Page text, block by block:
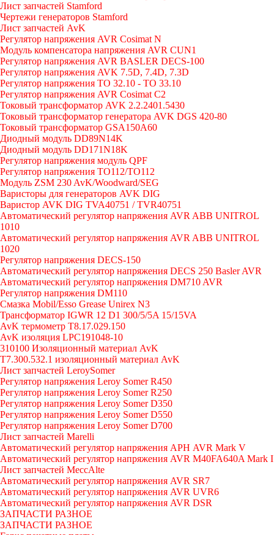
Лист запчастей Stamford
Чертежи генераторов Stamford
Лист запчастей AvK
Регулятор напряжения AVR Cosimat N
Модуль компенсатора напряжения AVR CUN1
Регулятор напряжения AVR BASLER DECS-100
Регулятор напряжения AVK 7.5D, 7.4D, 7.3D
Регулятор напряжения TO 32.10 - TO 33.10
Регулятор напряжения AVR Cosimat C2
Токовый трансформатор AVK 2.2.2401.5430
Токовый трансформатор генератора AVK DGS 420-80
Токовый трансформатор GSA150A60
Диодный модуль DD89N14K
Диодный модуль DD171N18K
Регулятор напряжения модуль QPF
Регулятор напряжения ТО112/TO112
Модуль ZSM 230 AvK/Woodward/SEG
Варисторы для генераторов AVK DIG
Варистор AVK DIG TVA40751 / TVR40751
Автоматический регулятор напряжения AVR ABB UNITROL
1010
Автоматический регулятор напряжения AVR ABB UNITROL
1020
Регулятор напряжения DECS-150
Автоматический регулятор напряжения DECS 250 Basler AVR
Автоматический регулятор напряжения DM710 AVR
Регулятор напряжения DM110
Смазка Mobil/Esso Grease Unirex N3
Трансформатор IGWR 12 D1 300/5/5A 15/15VA
AvK термометр T8.17.029.150
AvK изоляция LPC191048-10
310100 Изоляционный материал AvK
T7.300.532.1 изоляционный материал AvK
Лист запчастей LeroySomer
Регулятор напряжения Leroy Somer R450
Регулятор напряжения Leroy Somer R250
Регулятор напряжения Leroy Somer D350
Регулятор напряжения Leroy Somer D550
Регулятор напряжения Leroy Somer D700
Лист запчастей Marelli
Автоматический регулятор напряжения АРН AVR Mark V
Автоматический регулятор напряжения AVR M40FA640A Mark I
Лист запчастей MeccAlte
Автоматический регулятор напряжения AVR SR7
Автоматический регулятор напряжения AVR UVR6
Автоматический регулятор напряжения AVR DSR
ЗАПЧАСТИ РАЗНОЕ
ЗАПЧАСТИ РАЗНОЕ